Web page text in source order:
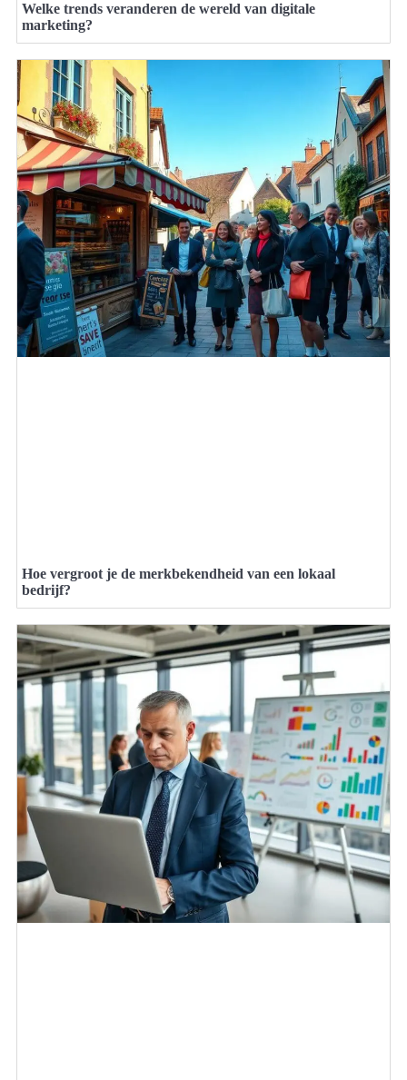
Welke trends veranderen de wereld van digitale
marketing?
Hoe vergroot je de merkbekendheid van een lokaal
bedrijf?